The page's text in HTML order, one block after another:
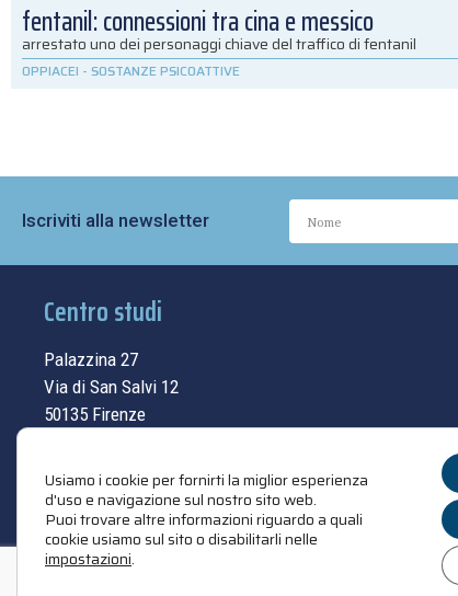
fentanil: connessioni tra cina e messico
arrestato uno dei personaggi chiave del traffico di fentanil
OPPIACEI - SOSTANZE PSICOATTIVE
Iscriviti alla newsletter
Centro studi
Palazzina 27
Via di San Salvi 12
50135 Firenze
contatti
Usiamo i cookie per fornirti la miglior esperienza
d'uso e navigazione sul nostro sito web.
Puoi trovare altre informazioni riguardo a quali
cookie usiamo sul sito o disabilitarli nelle
impostazioni.